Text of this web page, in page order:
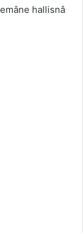
hallisnâ